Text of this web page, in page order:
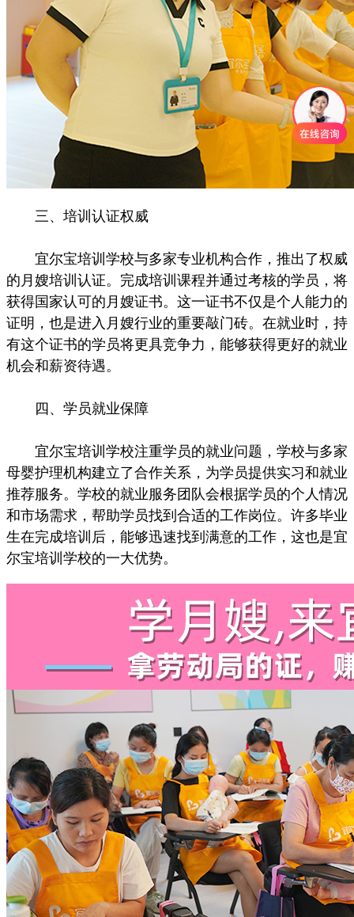
三、培训认证权威
宜尔宝培训学校与多家专业机构合作，推出了权威
的月嫂培训认证。完成培训课程并通过考核的学员，将
获得国家认可的月嫂证书。这一证书不仅是个人能力的
证明，也是进入月嫂行业的重要敲门砖。在就业时，持
有这个证书的学员将更具竞争力，能够获得更好的就业
机会和薪资待遇。
四、学员就业保障
宜尔宝培训学校注重学员的就业问题，学校与多家
母婴护理机构建立了合作关系，为学员提供实习和就业
推荐服务。学校的就业服务团队会根据学员的个人情况
和市场需求，帮助学员找到合适的工作岗位。许多毕业
生在完成培训后，能够迅速找到满意的工作，这也是宜
尔宝培训学校的一大优势。